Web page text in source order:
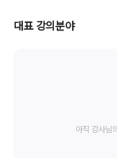
대표 강의분야
아직 강사님